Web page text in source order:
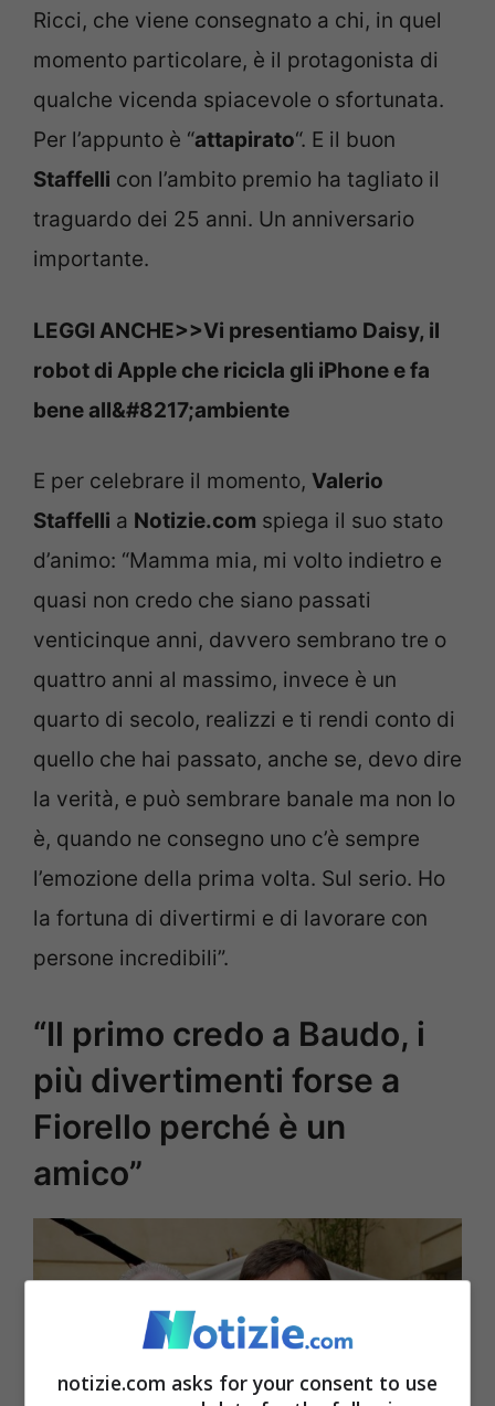
Ricci, che viene consegnato a chi, in quel
momento particolare, è il protagonista di
qualche vicenda spiacevole o sfortunata.
Per l’appunto è “attapirato“. E il buon
Staffelli con l’ambito premio ha tagliato il
traguardo dei 25 anni. Un anniversario
importante.
LEGGI ANCHE>>Vi presentiamo Daisy, il
robot di Apple che ricicla gli iPhone e fa
bene all&#8217;ambiente
E per celebrare il momento, Valerio
Staffelli a Notizie.com spiega il suo stato
d’animo: “Mamma mia, mi volto indietro e
quasi non credo che siano passati
venticinque anni, davvero sembrano tre o
quattro anni al massimo, invece è un
quarto di secolo, realizzi e ti rendi conto di
quello che hai passato, anche se, devo dire
la verità, e può sembrare banale ma non lo
è, quando ne consegno uno c’è sempre
l’emozione della prima volta. Sul serio. Ho
la fortuna di divertirmi e di lavorare con
persone incredibili”.
“Il primo credo a Baudo, i
più divertimenti forse a
Fiorello perché è un
amico”
notizie.com asks for your consent to use